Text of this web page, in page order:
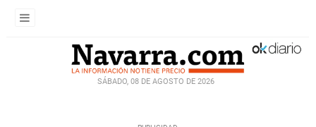
SÁBADO, 08 DE AGOSTO DE 2026